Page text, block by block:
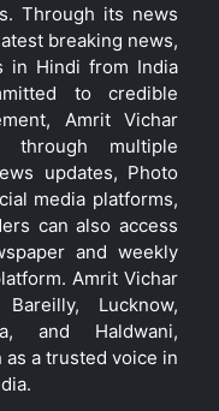
Through its news
breaking news,
in Hindi from India
to credible
Amrit Vichar
multiple
updates, Photo
media platforms,
can also access
and weekly
Amrit Vichar
Lucknow,
and Haldwani,
a trusted voice in